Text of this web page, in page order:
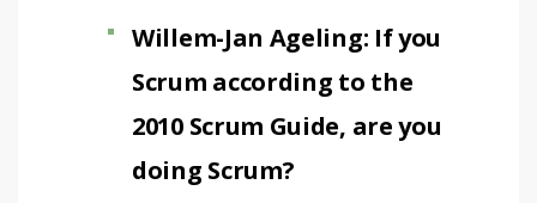
Willem-Jan Ageling: If you
Scrum according to the
2010 Scrum Guide, are you
doing Scrum?